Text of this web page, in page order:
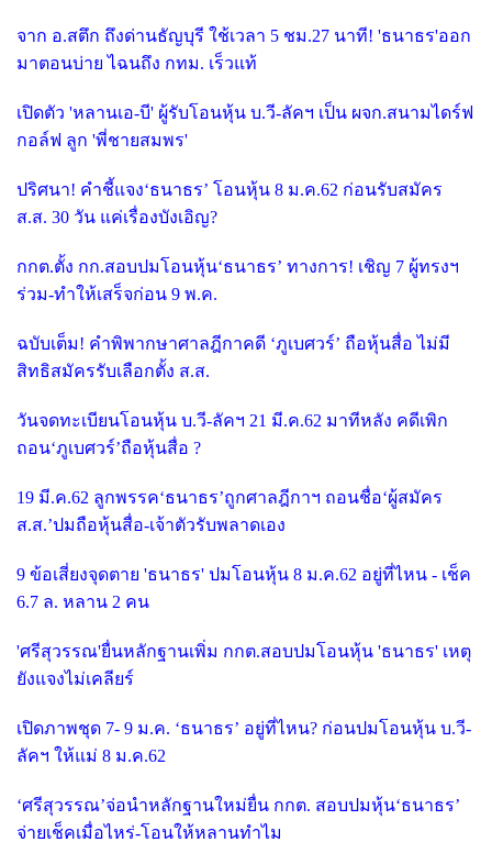
จาก อ.สตึก ถึงด่านธัญบุรี ใช้เวลา 5 ชม.27 นาที! 'ธนาธร'ออก
มาตอนบ่าย ไฉนถึง กทม. เร็วแท้
เปิดตัว 'หลานเอ-บี' ผู้รับโอนหุ้น บ.วี-ลัคฯ เป็น ผจก.สนามไดร์ฟ
กอล์ฟ ลูก 'พี่ชายสมพร'
ปริศนา! คำชี้แจง‘ธนาธร’ โอนหุ้น 8 ม.ค.62 ก่อนรับสมัคร
ส.ส. 30 วัน แค่เรื่องบังเอิญ?
กกต.ตั้ง กก.สอบปมโอนหุ้น‘ธนาธร’ ทางการ! เชิญ 7 ผู้ทรงฯ
ร่วม-ทำให้เสร็จก่อน 9 พ.ค.
ฉบับเต็ม! คำพิพากษาศาลฎีกาคดี ‘ภูเบศวร์’ ถือหุ้นสื่อ ไม่มี
สิทธิสมัครรับเลือกตั้ง ส.ส.
วันจดทะเบียนโอนหุ้น บ.วี-ลัคฯ 21 มี.ค.62 มาทีหลัง คดีเพิก
ถอน‘ภูเบศวร์’ถือหุ้นสื่อ ?
19 มี.ค.62 ลูกพรรค‘ธนาธร’ถูกศาลฎีกาฯ ถอนชื่อ‘ผู้สมัคร
ส.ส.’ปมถือหุ้นสื่อ-เจ้าตัวรับพลาดเอง
9 ข้อเสี่ยงจุดตาย 'ธนาธร' ปมโอนหุ้น 8 ม.ค.62 อยู่ที่ไหน - เช็ค
6.7 ล. หลาน 2 คน
'ศรีสุวรรณ'ยื่นหลักฐานเพิ่ม กกต.สอบปมโอนหุ้น 'ธนาธร' เหตุ
ยังแจงไม่เคลียร์
เปิดภาพชุด 7- 9 ม.ค. ‘ธนาธร’ อยู่ที่ไหน? ก่อนปมโอนหุ้น บ.วี-
ลัคฯ ให้แม่ 8 ม.ค.62
‘ศรีสุวรรณ’จ่อนำหลักฐานใหม่ยื่น กกต. สอบปมหุ้น‘ธนาธร’
จ่ายเช็คเมื่อไหร่-โอนให้หลานทำไม